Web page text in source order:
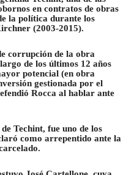
en contratos de obras
la política durante los
(2003-2015).
corrupción de la obra
de los últimos 12 años
potencial (en obra
gestionada por el
Rocca al hablar ante
Techint, fue uno de los
como arrepentido ante la